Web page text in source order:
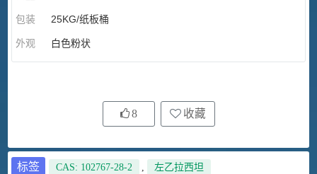
包装 25KG/纸板桶
外观 白色粉状
8 收藏
标签 CAS: 102767-28-2 , 左乙拉西坦